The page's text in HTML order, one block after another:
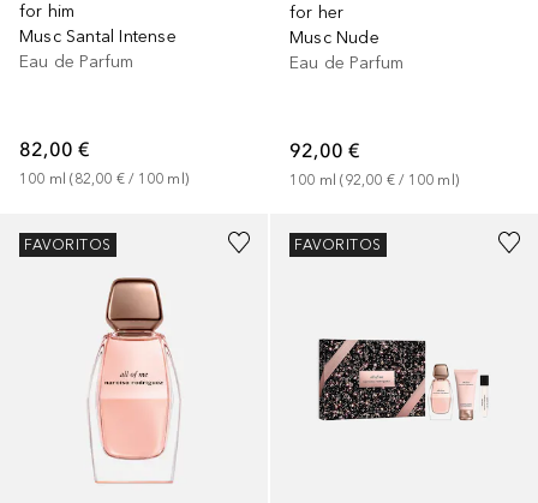
for him
Musc Santal Intense
Eau de Parfum
82,00 €
100 ml (82,00 € / 100 ml )
for her
Musc Nude
Eau de Parfum
92,00 €
100 ml (92,00 € / 100 ml)
FAVORITOS FAVORITOS